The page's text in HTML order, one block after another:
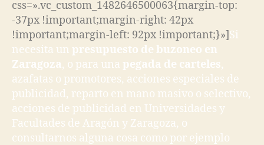
css=».vc_custom_1482646500063{margin-top:
-37px !important;margin-right: 42px
!important;margin-left: 92px !important;}»]Si
necesita un presupuesto de buzoneo en
Zaragoza, o para una pegada de carteles,
azafatas o promotores, acciones especiales de
publicidad, reparto en mano masivo o selectivo,
acciones de publicidad en Universidades y
Facultades de Aragón y Zaragoza, o
consultarnos alguna cosa como por ejemplo